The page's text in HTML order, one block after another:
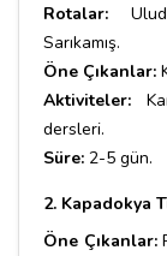
Rotalar:
Sarıkamış.
Öne Çıkanlar:
Aktiviteler:
dersleri.
Süre: 2-5 gün.
2. Kapadokya
Öne Çıkanlar: